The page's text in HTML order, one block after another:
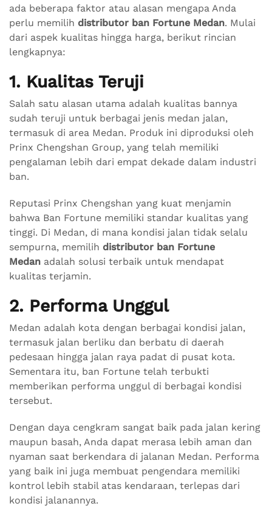
ada beberapa faktor atau alasan mengapa Anda
perlu memilih distributor ban Fortune Medan. Mulai
dari aspek kualitas hingga harga, berikut rincian
lengkapnya:
1. Kualitas Teruji
Salah satu alasan utama adalah kualitas bannya
sudah teruji untuk berbagai jenis medan jalan,
termasuk di area Medan. Produk ini diproduksi oleh
Prinx Chengshan Group, yang telah memiliki
pengalaman lebih dari empat dekade dalam industri
ban.
Reputasi Prinx Chengshan yang kuat menjamin
bahwa Ban Fortune memiliki standar kualitas yang
tinggi. Di Medan, di mana kondisi jalan tidak selalu
sempurna, memilih distributor ban Fortune
Medan adalah solusi terbaik untuk mendapat
kualitas terjamin.
2. Performa Unggul
Medan adalah kota dengan berbagai kondisi jalan,
termasuk jalan berliku dan berbatu di daerah
pedesaan hingga jalan raya padat di pusat kota.
Sementara itu, ban Fortune telah terbukti
memberikan performa unggul di berbagai kondisi
tersebut.
Dengan daya cengkram sangat baik pada jalan kering
maupun basah, Anda dapat merasa lebih aman dan
nyaman saat berkendara di jalanan Medan. Performa
yang baik ini juga membuat pengendara memiliki
kontrol lebih stabil atas kendaraan, terlepas dari
kondisi jalanannya.